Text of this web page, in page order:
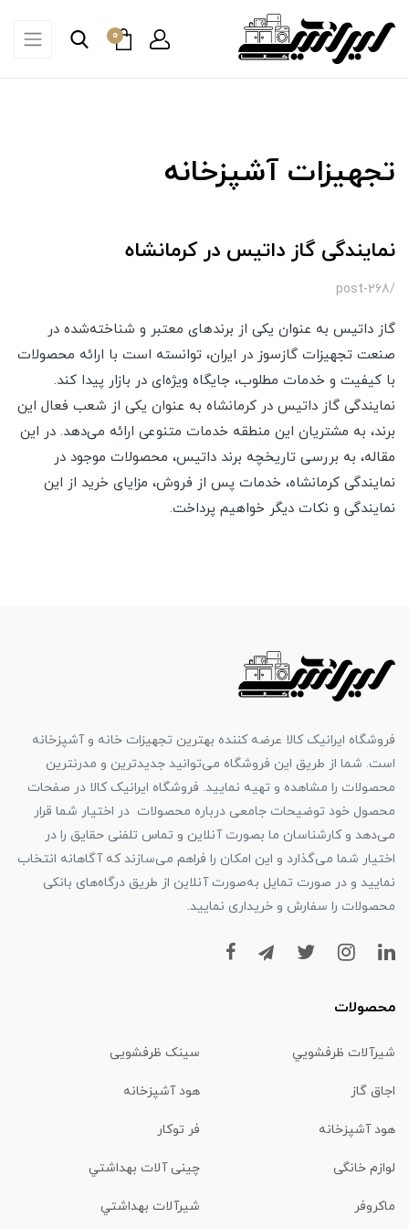
0
تجهیزات آشپزخانه
نمایندگی گاز داتیس در کرمانشاه
/post-268
گاز داتیس به عنوان یکی از برندهای معتبر و شناخته‌شده در
صنعت تجهیزات گازسوز در ایران، توانسته است با ارائه محصولات
با کیفیت و خدمات مطلوب، جایگاه ویژه‌ای در بازار پیدا کند.
نمایندگی گاز داتیس در کرمانشاه به عنوان یکی از شعب فعال این
برند، به مشتریان این منطقه خدمات متنوعی ارائه می‌دهد. در این
مقاله، به بررسی تاریخچه برند داتیس، محصولات موجود در
نمایندگی کرمانشاه، خدمات پس از فروش، مزایای خرید از این
نمایندگی و نکات دیگر خواهیم پرداخت.
فروشگاه ایرانیک کالا عرضه کننده بهترین تجهیزات خانه و آشپزخانه
است. شما از طریق این فروشگاه می‌توانید جدیدترین و مدرنترین
محصولات را مشاهده و تهیه نمایید. فروشگاه ایرانیک کالا در صفحات
محصول خود توضیحات جامعی درباره محصولات در اختیار شما قرار
می‌دهد و کارشناسان ما بصورت آنلاین و تماس تلفنی حقایق را در
اختیار شما می‌گذارد و این امکان را فراهم می‌سازند که آگاهانه انتخاب
نمایید و در صورت تمایل به‌صورت آنلاین از طریق درگاه‌های بانکی
محصولات را سفارش و خریداری نمایید.
محصولات
شیرآلات ظرفشويي سینک ظرفشویی
اجاق گاز هود آشپزخانه
هود آشپزخانه فر توکار
لوازم خانگی چینی آلات بهداشتي
ماكروفر شیرآلات بهداشتي